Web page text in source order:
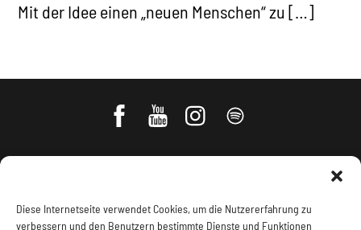
Diese Internetseite verwendet Cookies, um die Nutzererfahrung zu
verbessern und den Benutzern bestimmte Dienste und Funktionen
Mit der Idee einen „neuen Menschen“ zu […]